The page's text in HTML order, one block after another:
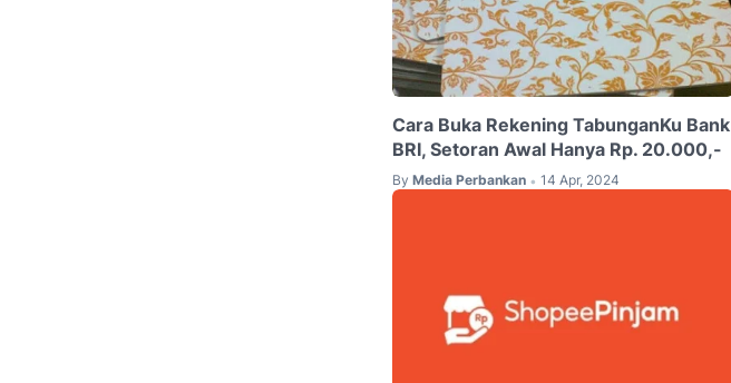
Cara Buka Rekening TabunganKu Bank
BRI, Setoran Awal Hanya Rp. 20.000,-
By Media Perbankan • 14 Apr, 2024